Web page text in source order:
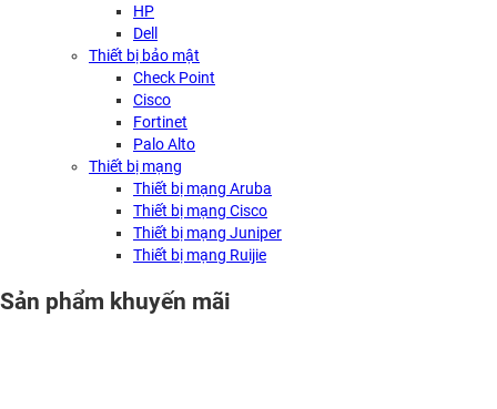
HP
Dell
Thiết bị bảo mật
Check Point
Cisco
Fortinet
Palo Alto
Thiết bị mạng
Thiết bị mạng Aruba
Thiết bị mạng Cisco
Thiết bị mạng Juniper
Thiết bị mạng Ruijie
Sản phẩm khuyến mãi